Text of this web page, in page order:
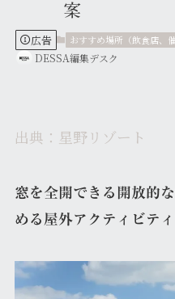
案
広告 おすすめ場所（飲食店、催
DESSA編集デスク
出典：星野リゾート
窓を全開できる開放的
める屋外アクティビテ